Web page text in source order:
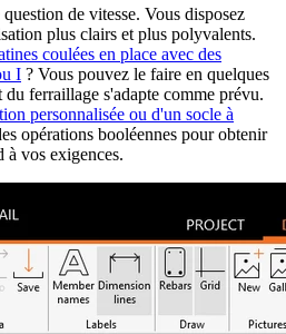
de vitesse. Vous disposez
plus clairs et plus polyvalents.
coulées en place avec des
I ? Vous pouvez le faire en quelques
du ferraillage s'adapte comme prévu.
personnalisée ou d'un socle à
opérations booléennes pour obtenir
à vos exigences.